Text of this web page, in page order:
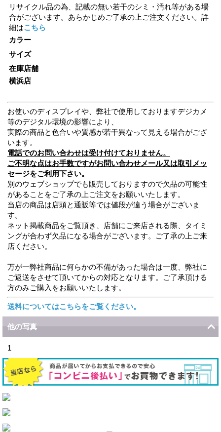
リサイクル品の為、記載の無い若干のシミ・汚れ等がある場
合がございます。あらかじめご了承の上ご注文ください。詳
細はこちら
カラー
サイズ
在庫店舗
横浜店
お使いのディスプレイや、弊社で使用しておりますデジカメ
等のデジタル環境の影響により、
実際の商品と色合いや質感が若干異なって見える場合がござ
います。
電話でのお問い合わせは受け付けておりません。
ご不明な点はお手数ですがお問い合わせメール又は取引メッ
セージをご利用下さい。
別のウェブショップでも販売しておりますので欠品の可能性
があることをご了承の上ご注文をお願いいたします。
当店の商品は店頭と通販等では値段が違う場合がございま
す。
ネット掲載商品をご覧頂き、店舗にご来店される際、タイミ
ングが合わず欠品になる場合がございます。ご了承の上ご来
店ください。
万が一弊社商品に何らかの不備があった場合は一度、弊社に
ご返送をさせて頂いてからの対応となります。ご了承頂ける
方のみご購入をお願いいたします。
送料についてはこちらをご覧ください。
他の写真
1